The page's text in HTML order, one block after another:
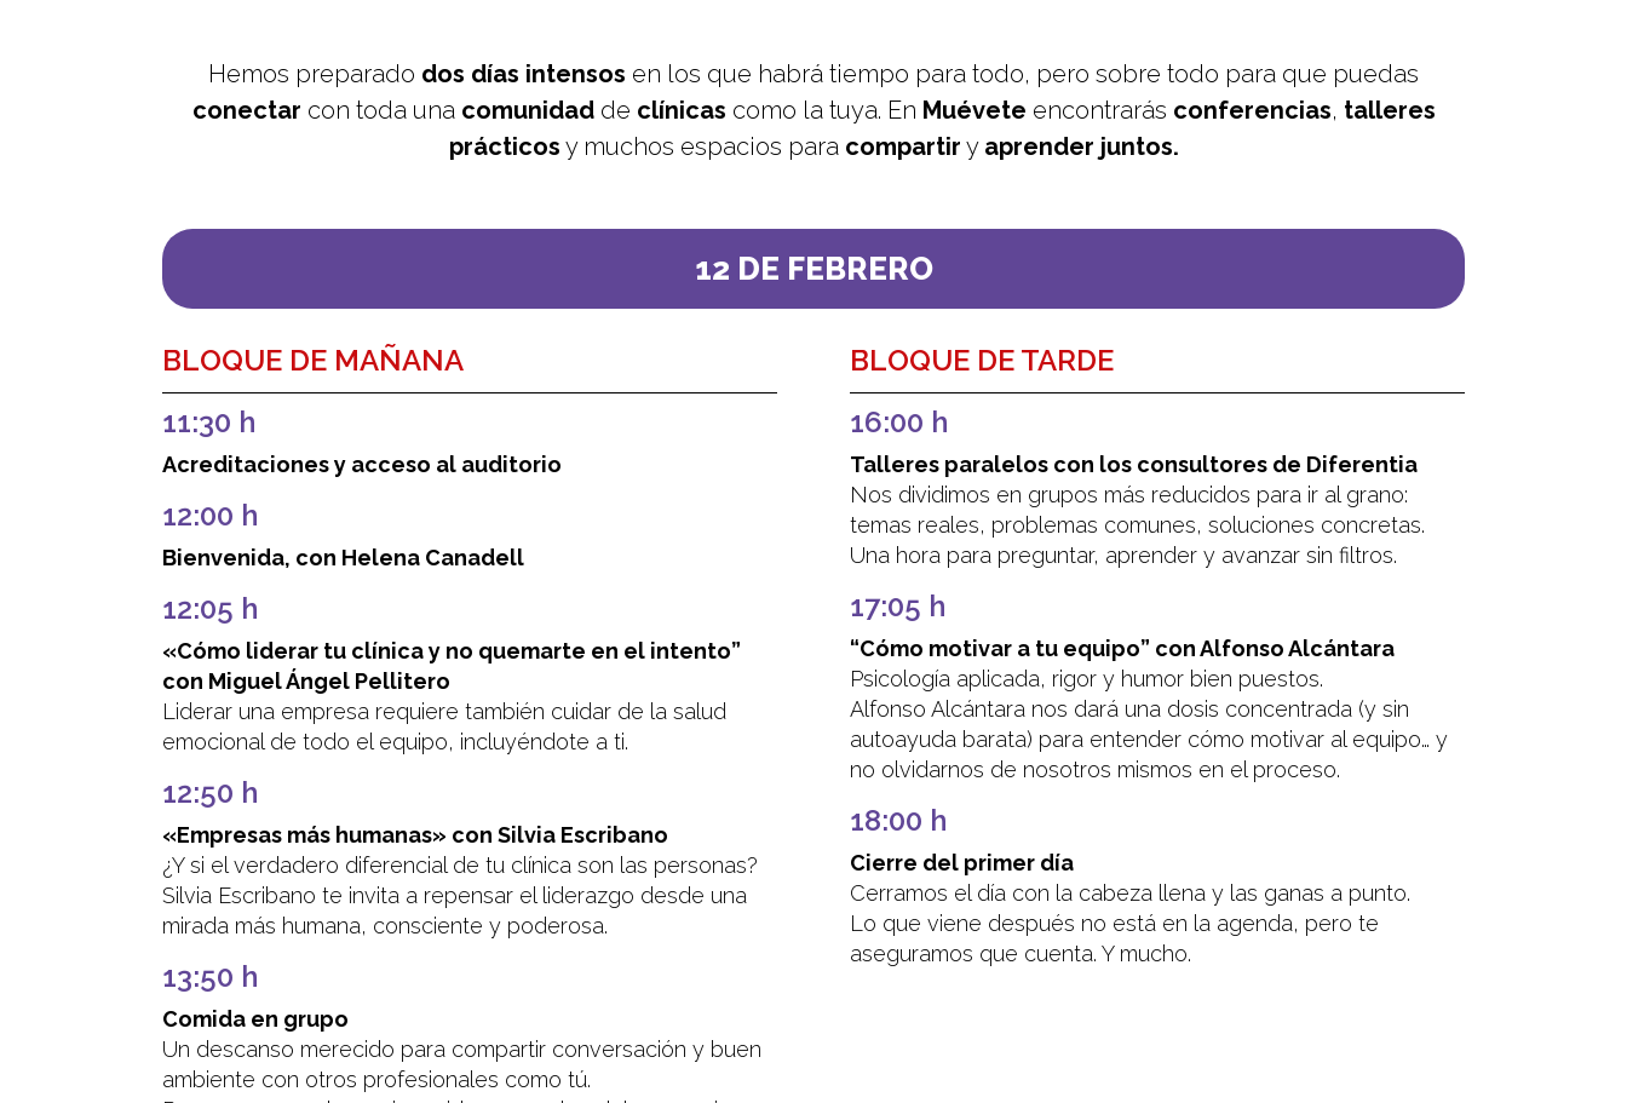
Hemos preparado dos días intensos en los que habrá tiempo para todo, pero sobre todo para que puedas
conectar con toda una comunidadde clínicas como la tuya. En Muévete encontrarás conferencias, talleres
prácticos y muchos espacios para compartir y aprender juntos.
12 DE FEBRERO
BLOQUE DE MAÑANA
11:30 h
Acreditaciones y acceso al auditorio
12:00 h
Bienvenida, con Helena Canadell
12:05 h
«Cómo liderar tu clínica y no quemarte en el intento”
con Miguel Ángel Pellitero
Liderar una empresa requiere también cuidar de la salud
emocional de todo el equipo, incluyéndote a ti.
12:50 h
«Empresas más humanas» con Silvia Escribano
¿Y si el verdadero diferencial de tu clínica son las personas?
Silvia Escribano te invita a repensar el liderazgo desde una
mirada más humana, consciente y poderosa.
13:50 h
Comida en grupo
Un descanso merecido para compartir conversación y buen
ambiente con otros profesionales como tú.
BLOQUE DE TARDE
16:00 h
Talleres paralelos con los consultores de Diferentia
Nos dividimos en grupos más reducidos para ir al grano:
temas reales, problemas comunes, soluciones concretas.
Una hora para preguntar, aprender y avanzar sin filtros.
17:05 h
“Cómo motivar a tu equipo” con Alfonso Alcántara
Psicología aplicada, rigor y humor bien puestos.
Alfonso Alcántara nos dará una dosis concentrada (y sin
autoayuda barata) para entender cómo motivar al equipo… y
no olvidarnos de nosotros mismos en el proceso.
18:00 h
Cierre del primer día
Cerramos el día con la cabeza llena y las ganas a punto.
Lo que viene después no está en la agenda, pero te
aseguramos que cuenta. Y mucho.